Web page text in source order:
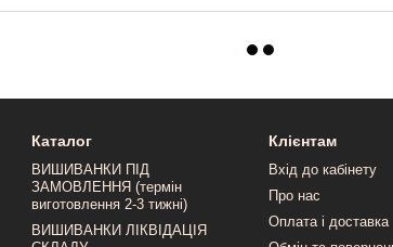
Каталог
ВИШИВАНКИ ПІД
ЗАМОВЛЕННЯ (термін
виготовлення 2-3 тижні)
ВИШИВАНКИ ЛІКВІДАЦІЯ
Клієнтам
Вхід до кабінету
Про нас
Оплата і доставка